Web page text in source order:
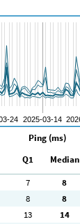
Ping (ms)
Q1 Median
7 8
8 8
13 14